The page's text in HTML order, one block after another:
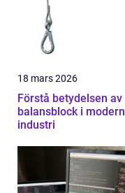
18 mars 2026
Förstå betydelsen av
balansblock i modern
industri